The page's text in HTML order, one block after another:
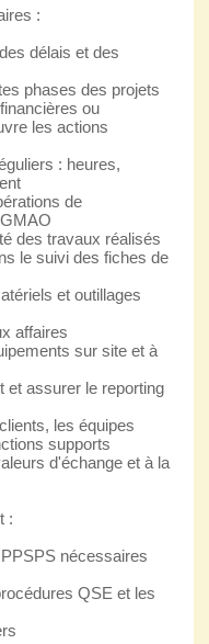
:
délais et des
phases des projets
ou
les actions
: heures,
de
des travaux réalisés
le suivi des fiches de
et outillages
affaires
sur site et à
et assurer le reporting
les équipes
supports
d'échange et à la
:
nécessaires
QSE et les